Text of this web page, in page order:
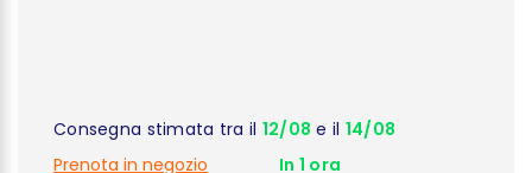
Consegna stimata tra il 12/08 e il 14/08
Prenota in negozio
In 1 ora